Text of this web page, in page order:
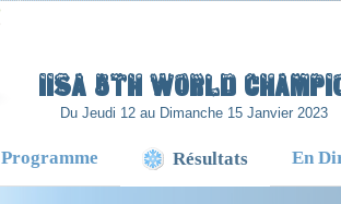
IISA 5TH WORLD
Du Jeudi 12 au Dimanche 15 Janvier 2023
Programme Résultats En